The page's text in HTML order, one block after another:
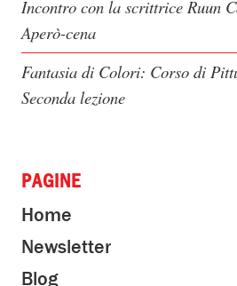
Incontro con la scrittrice Ruun
Aperò-cena
Fantasia di Colori: Corso di
Seconda lezione
PAGINE
Home
Newsletter
Blog